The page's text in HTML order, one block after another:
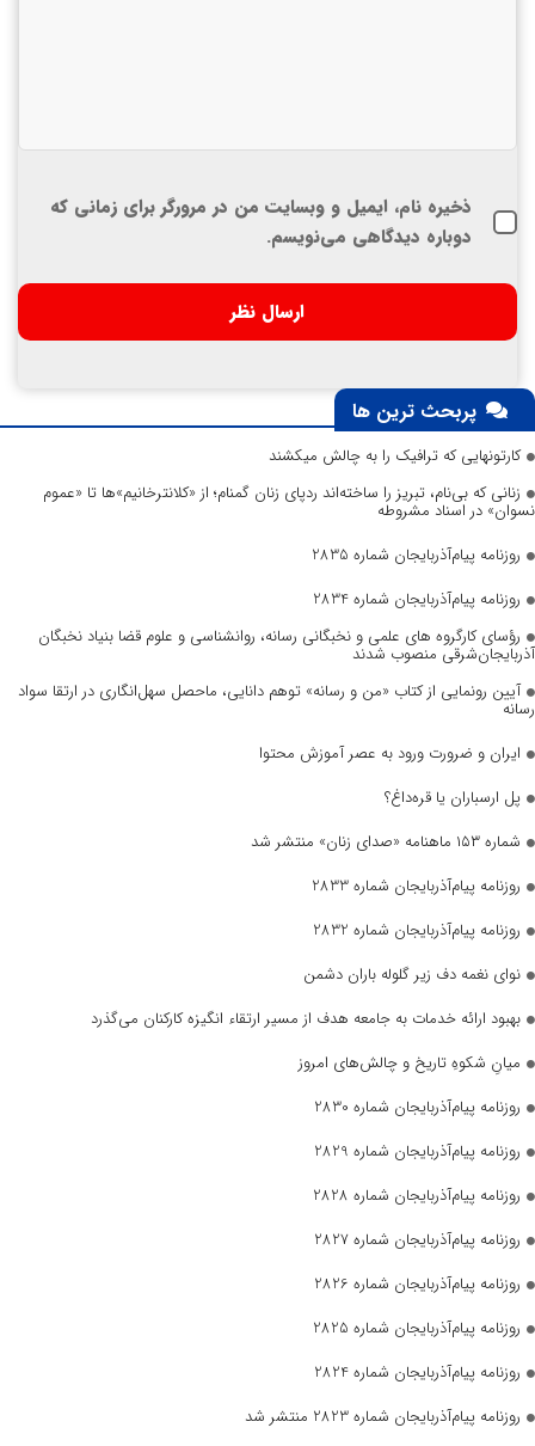
ذخیره نام، ایمیل و وبسایت من در مرورگر برای زمانی که
دوباره دیدگاهی می‌نویسم.
پربحث ترین ها
کارتونهایی که ترافیک را به چالش میکشند
زنانی که بی‌نام، تبریز را ساخته‌اند ردپای زنان گمنام؛ از «کلانترخانیم»ها تا «عموم
نسوان» در اسناد مشروطه
روزنامه پیام‌آذربایجان شماره 2835
روزنامه پیام‌آذربایجان شماره 2834
رؤسای کارگروه های علمی و نخبگانی رسانه، روانشناسی و علوم قضا بنیاد نخبگان
آذربایجان‌شرقی منصوب شدند
آیین رونمایی از کتاب «من و رسانه» توهم دانایی، ماحصل سهل‌انگاری در ارتقا سواد
رسانه
ایران و ضرورت ورود به عصر آموزش محتوا
پل ارسباران یا قره‌داغ؟
شماره ۱۵۳ ماهنامه «صدای زنان» منتشر شد
روزنامه پیام‌آذربایجان شماره 2833
روزنامه پیام‌آذربایجان شماره 2832
نوای نغمه دف زیر گلوله باران دشمن
بهبود ارائه خدمات به جامعه هدف از مسیر ارتقاء انگیزه کارکنان می‌گذرد
میانِ شکوهِ تاریخ و چالش‌های امروز
روزنامه پیام‌آذربایجان شماره 2830
روزنامه پیام‌آذربایجان شماره 2829
روزنامه پیام‌آذربایجان شماره 2828
روزنامه پیام‌آذربایجان شماره 2827
روزنامه پیام‌آذربایجان شماره 2826
روزنامه پیام‌آذربایجان شماره 2825
روزنامه پیام‌آذربایجان شماره 2824
روزنامه پیام‌آذربایجان شماره 2823 منتشر شد